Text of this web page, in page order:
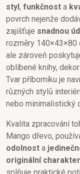
styl, funkčnost a
povrch nejenže
zajišťuje snadnou
rozměry 140×43×80
ale zároveň
oblíbené knihy,
Tvar příborníku je
různých stylů
nebo minimalistický
Kvalita zpracování
Mango dřevo,
odolnost a
originální charakter